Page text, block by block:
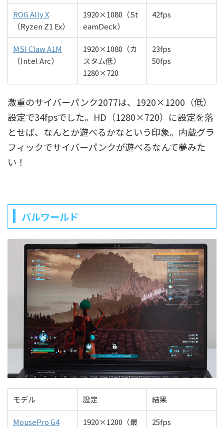
ROG Ally X
（Ryzen Z1 Ex）
1920×1080（St
eamDeck）
42fps
MSI Claw A1M
（Intel Arc）
1920×1080（カ
スタム低）
1280×720
23fps
50fps
激重のサイバーパンク2077は、1920×1200（低）
設定で34fpsでした。HD（1280×720）に設定を落
とせば、なんとか遊べるかなという印象。内蔵グラ
フィックでサイバーパンクが遊べるなんて夢みた
い！
パルワールド
モデル 設定 結果
MousePro G4 1920×1200（最 25fps